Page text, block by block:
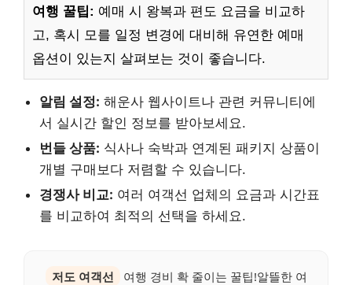
여행 꿀팁: 예매 시 왕복과 편도 요금을 비교하
고, 혹시 모를 일정 변경에 대비해 유연한 예매
옵션이 있는지 살펴보는 것이 좋습니다.
알림 설정: 해운사 웹사이트나 관련 커뮤니티에
서 실시간 할인 정보를 받아보세요.
번들 상품: 식사나 숙박과 연계된 패키지 상품이
개별 구매보다 저렴할 수 있습니다.
경쟁사 비교: 여러 여객선 업체의 요금과 시간표
를 비교하여 최적의 선택을 하세요.
저도 여객선
여행 경비 확 줄이는 꿀팁!알뜰한 여